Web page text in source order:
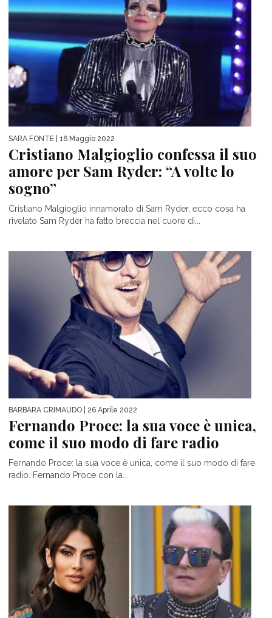
SARA FONTE | 16 Maggio 2022
Cristiano Malgioglio confessa il suo
amore per Sam Ryder: “A volte lo
sogno”
Cristiano Malgioglio innamorato di Sam Ryder, ecco cosa ha
rivelato Sam Ryder ha fatto breccia nel cuore di...
BARBARA CRIMAUDO | 26 Aprile 2022
Fernando Proce: la sua voce è unica,
come il suo modo di fare radio
Fernando Proce: la sua voce è unica, come il suo modo di fare
radio. Fernando Proce con la...